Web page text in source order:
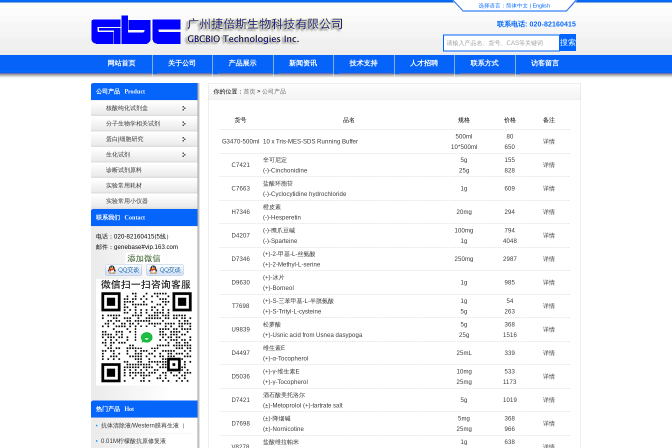
选择语言： 简体中文 | English
联系电话: 020-82160415
网站首页 关于公司 产品展示 新闻资讯 技术支持 人才招聘 联系方式 访客留言
公司产品 Product
核酸纯化试剂盒
分子生物学相关试剂
蛋白|细胞研究
生化试剂
诊断试剂原料
实验常用耗材
实验常用小仪器
联系我们 Contact
电话：020-82160415(5线）
邮件：genebase#vip.163.com
热门产品 Hot
抗体清除液/Western膜再生液（
0.01M柠檬酸抗原修复液
你的位置： 首页 > 公司产品
货号 品名 规格 价格 备注
G3470-500ml 10 x Tris-MES-SDS Running Buffer
500ml
10*500ml
80
650
详情
C7421
辛可尼定
(-)-Cinchonidine
5g
25g
155
828
详情
C7663
盐酸环胞苷
(-)-Cyclocytidine hydrochloride
1g 609 详情
H7346
橙皮素
(-)-Hesperetin
20mg 294 详情
D4207
(-)-鹰爪豆碱
(-)-Sparteine
100mg
1g
794
4048
详情
D7346
(+)-2-甲基-L-丝氨酸
(+)-2-Methyl-L-serine
250mg 2987 详情
D9630
(+)-冰片
(+)-Borneol
1g 985 详情
T7698
(+)-S-三苯甲基-L-半胱氨酸
(+)-S-Trityl-L-cysteine
1g
5g
54
263
详情
U9839
松萝酸
(+)-Usnic acid from Usnea dasypoga
5g
25g
368
1516
详情
D4497
维生素E
(+)-α-Tocopherol
25mL 339 详情
D5036
(+)-γ-维生素E
(+)-γ-Tocopherol
10mg
25mg
533
1173
详情
D7421
酒石酸美托洛尔
(±)-Metoprolol (+)-tartrate salt
5g 1019 详情
D7698
(±)-降烟碱
(±)-Nornicotine
5mg
25mg
368
966
详情
盐酸维拉帕米 1g 638